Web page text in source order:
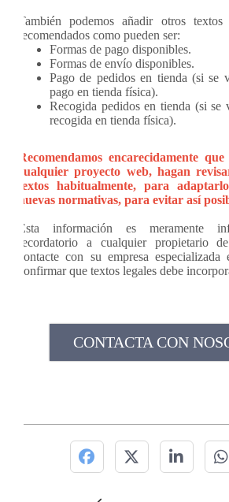
También podemos añadir otros
recomendados como pueden ser:
Formas de pago disponibles.
Formas de envío disponibles.
Pago de pedidos en tienda (si se
pago en tienda física).
Recogida pedidos en tienda (si se
recogida en tienda física).
Recomendamos encarecidamente
cualquier proyecto web, hagan
textos habitualmente, para
nuevas normativas, para evitar así
Esta información es meramente
recordatorio a cualquier propietario
contacte con su empresa
confirmar que textos legales debe
CONTACTA CON